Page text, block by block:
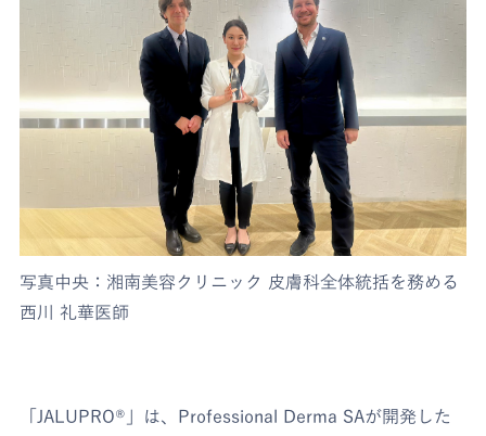
写真中央：湘南美容クリニック 皮膚科全体統括を務める
西川 礼華医師
「JALUPRO®」は、Professional Derma SAが開発した